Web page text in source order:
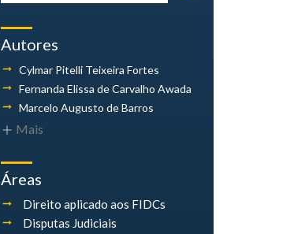
Autores
Cylmar Pitelli Teixeira Fortes
Fernanda Elissa de Carvalho Awada
Marcelo Augusto de Barros
Mais
Áreas
Direito aplicado aos FIDCs
Disputas Judiciais